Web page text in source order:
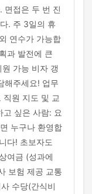
면접은 두 번 진
. 주 3일의 휴
연수가 가능합
과 발전에 큰
가능 비자 갱
해주세요! 업무
직원 지도 및 교
고 싶은 사람: 요
누구나 환영합
다! 초보자도
여금 (성과에
보험 제공 교통
수당(간식비